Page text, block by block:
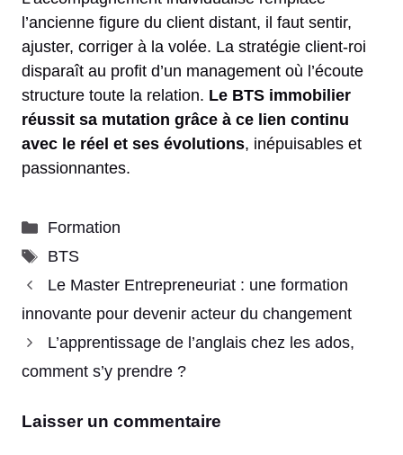
l’ancienne figure du client distant, il faut sentir,
ajuster, corriger à la volée. La stratégie client-roi
disparaît au profit d’un management où l’écoute
structure toute la relation. Le BTS immobilier
réussit sa mutation grâce à ce lien continu
avec le réel et ses évolutions, inépuisables et
passionnantes.
Catégories
Formation
Étiquettes
BTS
Le Master Entrepreneuriat : une formation
innovante pour devenir acteur du changement
L’apprentissage de l’anglais chez les ados,
comment s’y prendre ?
Laisser un commentaire